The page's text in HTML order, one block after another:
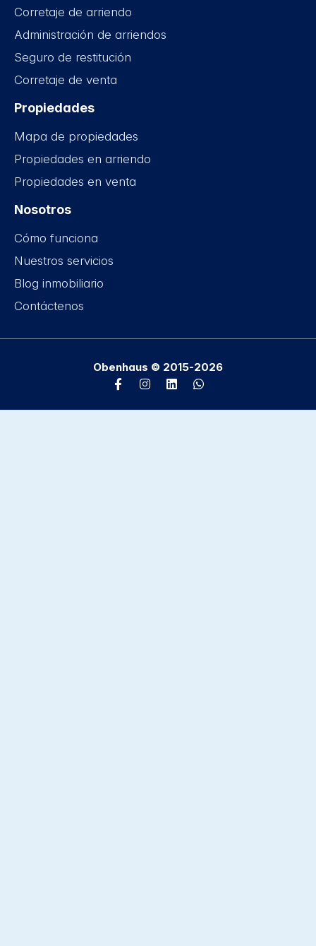
Corretaje de arriendo
Administración de arriendos
Seguro de restitución
Corretaje de venta
Propiedades
Mapa de propiedades
Propiedades en arriendo
Propiedades en venta
Nosotros
Cómo funciona
Nuestros servicios
Blog inmobiliario
Contáctenos
Obenhaus © 2015-2026